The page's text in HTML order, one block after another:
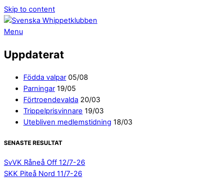
Skip to content
Menu
Uppdaterat
Födda valpar 05/08
Parningar 19/05
Förtroendevalda 20/03
Trippelprisvinnare 19/03
Utebliven medlemstidning 18/03
SENASTE RESULTAT
SvVK Råneå Off 12/7-26
SKK Piteå Nord 11/7-26